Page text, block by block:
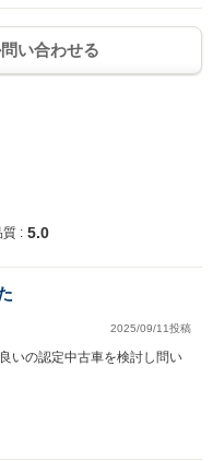
い合わせる
質 : 5.0
2025/09/11投稿
いの認定中古車を検討し問い